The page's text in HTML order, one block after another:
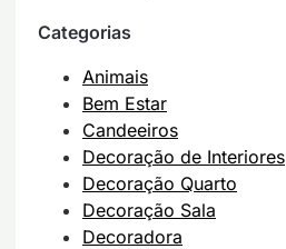
Categorias
Animais
Bem Estar
Candeeiros
Decoração de Interiores
Decoração Quarto
Decoração Sala
Decoradora